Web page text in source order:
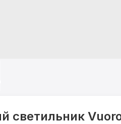
светильник